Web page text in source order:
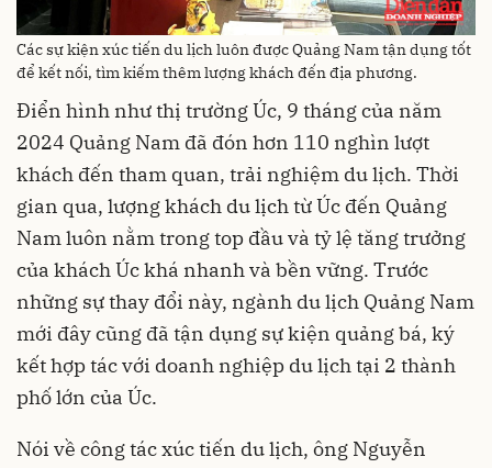
Các sự kiện xúc tiến du lịch luôn được Quảng Nam tận dụng tốt
để kết nối, tìm kiếm thêm lượng khách đến địa phương.
Điển hình như thị trường Úc, 9 tháng của năm
2024 Quảng Nam đã đón hơn 110 nghìn lượt
khách đến tham quan, trải nghiệm du lịch. Thời
gian qua, lượng khách du lịch từ Úc đến Quảng
Nam luôn nằm trong top đầu và tỷ lệ tăng trưởng
của khách Úc khá nhanh và bền vững. Trước
những sự thay đổi này, ngành du lịch Quảng Nam
mới đây cũng đã tận dụng sự kiện quảng bá, ký
kết hợp tác với doanh nghiệp du lịch tại 2 thành
phố lớn của Úc.
Nói về công tác xúc tiến du lịch, ông Nguyễn